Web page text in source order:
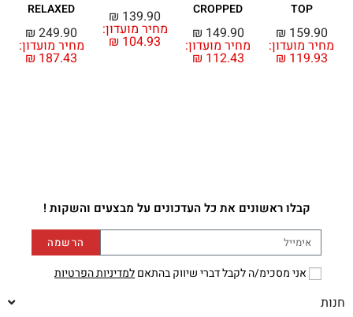
TOP
מחיר מועדון:
₪ 119.93
₪ 159.90
CROPPED
מחיר מועדון:
₪ 112.43
₪ 149.90 מחיר מועדון:
₪ 104.93
₪ 139.90
RELAXED
מחיר מועדון:
₪ 187.43
₪ 249.90
קבלו ראשונים את כל העדכונים על מבצעים והשקות !
אני מסכימ/ה לקבל דברי שיווק בהתאםלמדיניות הפרטיות
הרשמה
חנות